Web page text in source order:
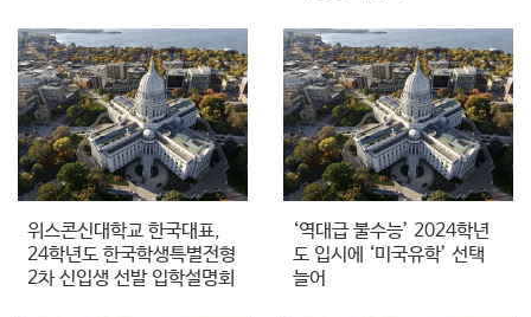
위스콘신대학교 한국대표,
24학년도 한국학생특별전형
2차 신입생 선발 입학설명회
‘역대급 불수능’ 2024학년
도 입시에 ‘미국유학’ 선택
늘어